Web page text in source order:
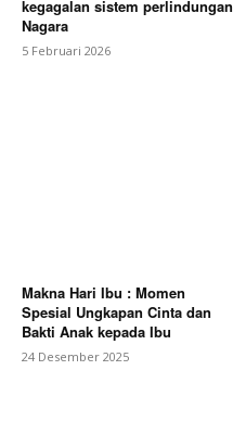
kegagalan sistem perlindungan
Nagara
5 Februari 2026
Makna Hari Ibu : Momen
Spesial Ungkapan Cinta dan
Bakti Anak kepada Ibu
24 Desember 2025